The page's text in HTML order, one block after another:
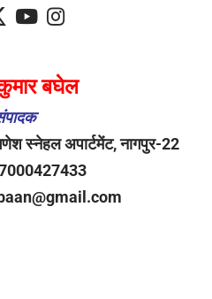
बघेल
स्नेहल अपार्टमेंट, नागपुर-22